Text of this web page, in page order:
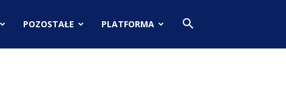
POZOSTAŁE PLATFORMA